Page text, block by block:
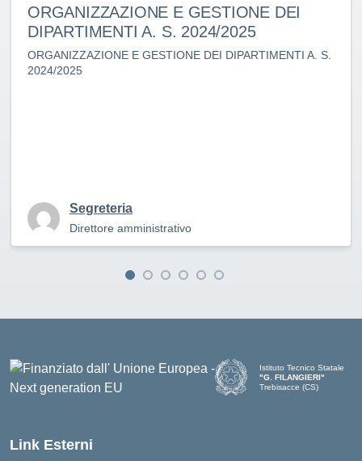
ORGANIZZAZIONE E GESTIONE DEI
DIPARTIMENTI A. S. 2024/2025
ORGANIZZAZIONE E GESTIONE DEI DIPARTIMENTI A. S.
2024/2025
Segreteria
Direttore amministrativo
Istituto Tecnico Statale
"G. FILANGIERI"
Trebisacce (CS)
Link Esterni